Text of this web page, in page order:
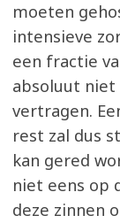
moeten
intensieve
een fractie
absoluut
vertragen.
rest zal dus
kan gered
niet eens op
deze zinnen